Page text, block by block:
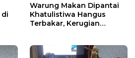
di
Warung Makan Dipantai
Khatulistiwa Hangus
Terbakar, Kerugian